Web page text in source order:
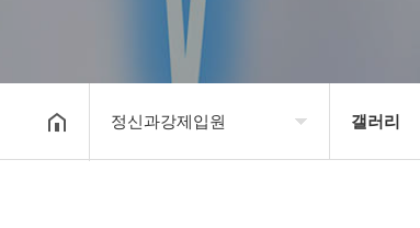
정신과강제입원 갤러리